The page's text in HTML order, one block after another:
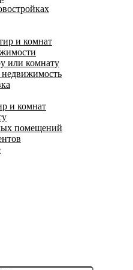
и комнат
или комнату
и комнат
помещений